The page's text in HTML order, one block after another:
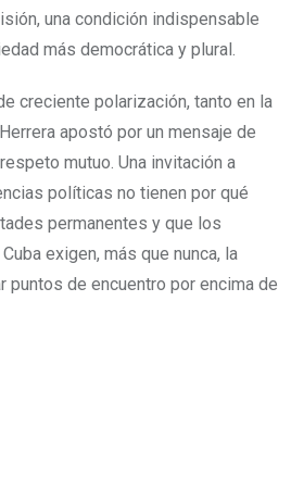
una condición indispensable
más democrática y plural.
creciente polarización, tanto en la
apostó por un mensaje de
mutuo. Una invitación a
políticas no tienen por qué
permanentes y que los
exigen, más que nunca, la
puntos de encuentro por encima de